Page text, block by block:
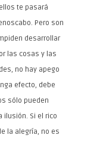
te pasará
Pero son
desarrollar
las cosas y las
no hay apego
efecto, debe
sólo pueden
ilusión. Si el rico
la alegría, no es